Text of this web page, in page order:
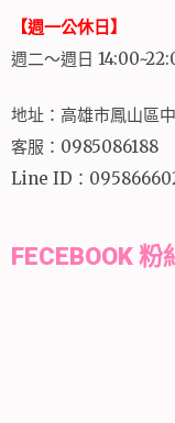
【週一公休日】
週二～週日
地址：高雄市鳳山區
客服：0985086188
Line ID：
FECEBOOK 粉